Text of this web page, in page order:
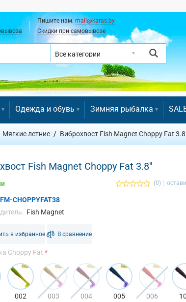
Пишите нам:mail@karas.by
Скидки при самовывозе
Одежда и обувь Зимняя рыбалка
Мягкие летние Виброхвост Fish Magnet Choppy Fat
Fish Magnet Choppy Fat 3.8"
(0)
FM-CHOPPYFAT38
Fish Magnet
в избранное В сравнение
Choppy Fat
002 003 004 005 006